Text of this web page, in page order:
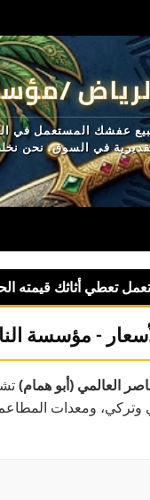
/
عفشك المستعمل في
في السوق. نحن
- مؤسسة
العالمي (أبو همام)
وتركي، ومعدات